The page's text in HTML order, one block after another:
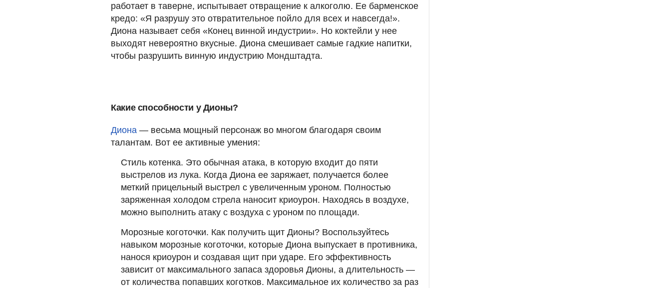
работает в таверне, испытывает отвращение к алкоголю. Ее барменское
кредо: «Я разрушу это отвратительное пойло для всех и навсегда!».
Диона называет себя «Конец винной индустрии». Но коктейли у нее
выходят невероятно вкусные. Диона смешивает самые гадкие напитки,
чтобы разрушить винную индустрию Мондштадта.
Какие способности у Дионы?
Диона — весьма мощный персонаж во многом благодаря своим
талантам. Вот ее активные умения:
Стиль котенка. Это обычная атака, в которую входит до пяти
выстрелов из лука. Когда Диона ее заряжает, получается более
меткий прицельный выстрел с увеличенным уроном. Полностью
заряженная холодом стрела наносит криоурон. Находясь в воздухе,
можно выполнить атаку с воздуха с уроном по площади.
Морозные коготочки. Как получить щит Дионы? Воспользуйтесь
навыком морозные коготочки, которые Диона выпускает в противника,
нанося криоурон и создавая щит при ударе. Его эффективность
зависит от максимального запаса здоровья Дионы, а длительность —
от количества попавших коготков. Максимальное их количество за раз